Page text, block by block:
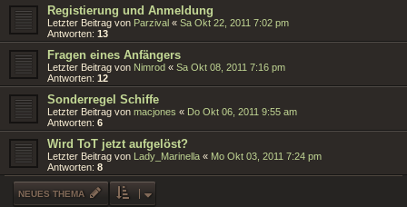
Registierung und Anmeldung
Letzter Beitrag von Parzival « Sa Okt 22, 2011 7:02 pm
Antworten: 13
Fragen eines Anfängers
Letzter Beitrag von Nimrod « Sa Okt 08, 2011 7:16 pm
Antworten: 12
Sonderregel Schiffe
Letzter Beitrag von macjones « Do Okt 06, 2011 9:55 am
Antworten: 6
Wird ToT jetzt aufgelöst?
Letzter Beitrag von Lady_Marinella « Mo Okt 03, 2011 7:24 pm
Antworten: 8
NEUES THEMA